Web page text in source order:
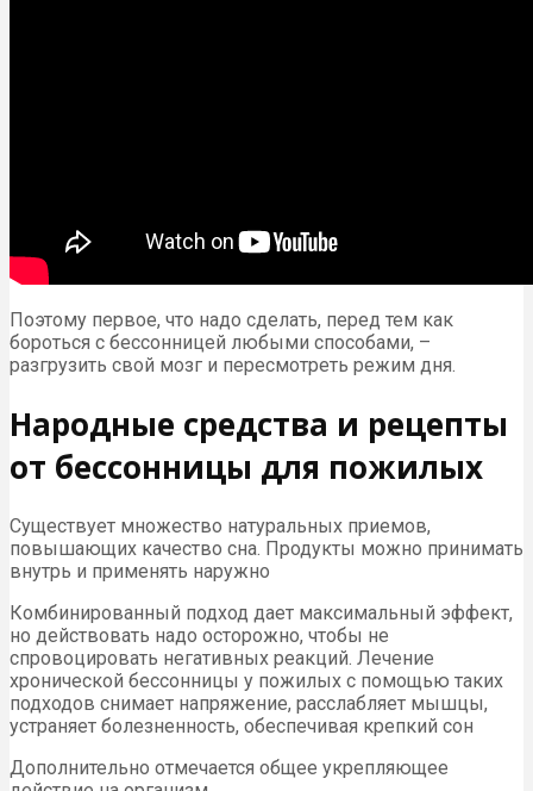
Поэтому первое, что надо сделать, перед тем как
бороться с бессонницей любыми способами, –
разгрузить свой мозг и пересмотреть режим дня.
Народные средства и рецепты
от бессонницы для пожилых
Существует множество натуральных приемов,
повышающих качество сна. Продукты можно принимать
внутрь и применять наружно
Комбинированный подход дает максимальный эффект,
но действовать надо осторожно, чтобы не
спровоцировать негативных реакций. Лечение
хронической бессонницы у пожилых с помощью таких
подходов снимает напряжение, расслабляет мышцы,
устраняет болезненность, обеспечивая крепкий сон
Дополнительно отмечается общее укрепляющее